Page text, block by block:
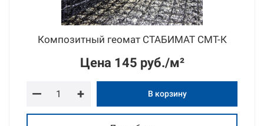
Композитный геомат СТАБИМАТ СМТ-К
Цена 145 руб./м²
— + В корзину